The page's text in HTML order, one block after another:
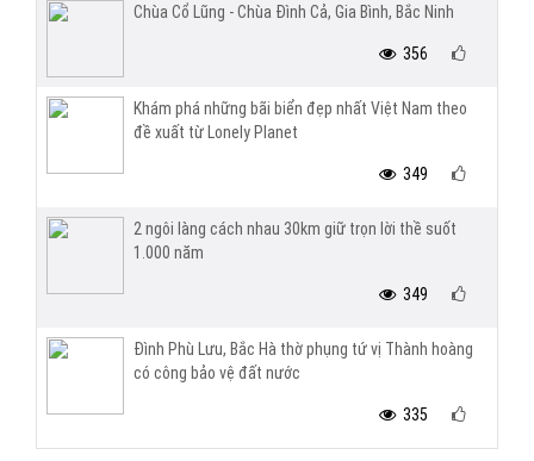
Chùa Cổ Lũng - Chùa Đình Cả, Gia Bình, Bắc Ninh
356
Khám phá những bãi biển đẹp nhất Việt Nam theo
đề xuất từ Lonely Planet
349
2 ngôi làng cách nhau 30km giữ trọn lời thề suốt
1.000 năm
349
Đình Phù Lưu, Bắc Hà thờ phụng tứ vị Thành hoàng
có công bảo vệ đất nước
335